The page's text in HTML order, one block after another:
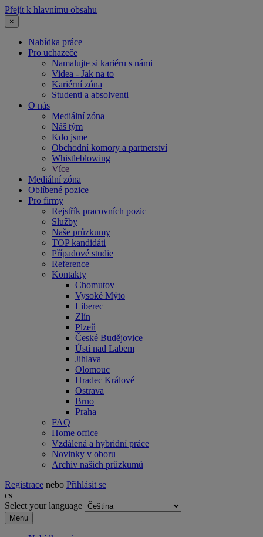
Přejít k hlavnímu obsahu
×
Nabídka práce
Pro uchazeče
Namalujte si kariéru s námi
Videa - Jak na to
Kariérní zóna
Studenti a absolventi
O nás
Mediální zóna
Náš tým
Kdo jsme
Obchodní komory a partnerství
Whistleblowing
Více
Mediální zóna
Oblíbené pozice
Pro firmy
Rejstřík pracovních pozic
Služby
Naše průzkumy
TOP kandidáti
Případové studie
Reference
Kontakty
Chomutov
Vysoké Mýto
Liberec
Zlín
Plzeň
České Budějovice
Ústí nad Labem
Jihlava
Olomouc
Hradec Králové
Ostrava
Brno
Praha
FAQ
Home office
Vzdálená a hybridní práce
Novinky v oboru
Archiv našich průzkumů
Registrace nebo Přihlásit se
cs
Select your language
Menu